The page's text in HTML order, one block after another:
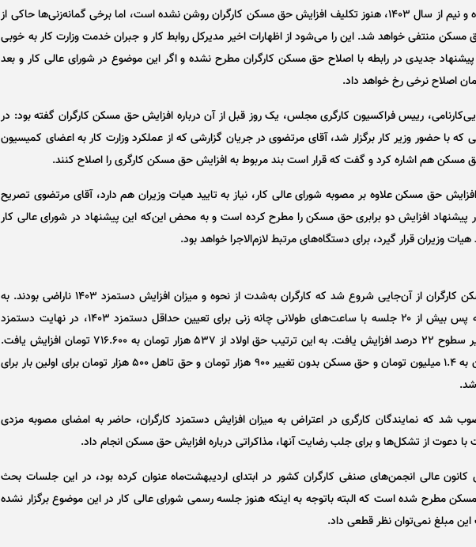
با وجود گذشت بیش از یک ماه و نیم از سال ۱۴۰۳، هنوز تکلیف افزایش حق مسکن کارگران روشن نشده است، اما برخی گمانه‌زنی‌ها حاکی از
منتفی خواهد شد. این را می‌شود از اظهارات اخیر مدیرکل روابط کار و جبران خدمت وزارت کار به خوبی
جدیدی در رابطه با اصلاح حق مسکن کارگران مطرح نشده و اگر این موضوع در شورای عالی کار و بعد
اصلاح نرخی رخ خواهد داد.
رییس فراکسیون کارگری مجلس، یک روز قبل از آن درباره افزایش حق مسکن کارگران گفته بود: در
با حضور وزیر کار برگزار شد، آقای مرتضوی در جریان گزارشی که از عملکرد وزارت کار به اعضای کمیسیون
مسکن هم اشاره کرد و گفت که قرار است بند مربوط به افزایش حق مسکن کارگری را اصلاح کنند.
حق مسکن علاوه بر مصوبه شورای عالی کار، نیاز به تایید هیات وزیران هم دارد، آقای مرتضوی تصریح
پیشنهاد افزایش دو برابری حق مسکن را مطرح کرده است و به محض این‌که این پیشنهاد در شورای عالی کار
وزیران قرار گیرد، برای دستگاه‌های مرتبط لازم‌الاجرا خواهد بود.
اما ماجرای اصلاح رقم حق مسکن کارگران از آن‌جایی شروع شد که کارگران به‌شدت از نحوه و میزان افزایش دستمزد ۱۴۰۳ ناراضی بودند. به
عبارتی، اسفندماه سال گذشته پس بیش از ۲۰ جلسه با ساعت‌های طولانی چانه زنی برای تعیین حداقل دستمزد ۱۴۰۳، در نهایت دستمزد
حداقل بگیران ۳۵ درصد و سایر سطوح ۲۲ درصد افزایش یافت. به این ترتیب حق اولاد از ۵۳۷ هزار تومان به ۷۱۶.۶۰۰ تومان افزایش یافت.
بن خواروبار از ۱.۱ میلیون تومان به ۱.۴ میلیون تومان و حق مسکن بدون تغییر ۹۰۰ هزار تومان و حق تاهل ۵۰۰ هزار تومان برای اولین بار برای
شد.
شد که نمایندگان کارگری در اعتراض به میزان افزایش دستمزد کارگران، حاضر به امضای مصوبه مزدی
با دعوت از تشکل‌ها و برای جلب رضایت آنها، مذاکراتی درباره افزایش حق مسکن انجام داد.
عالی انجمن‌های صنفی کارگران کشور در ابتدای اردیبهشت‌ماه عنوان کرده بود، در این جلسات بحث
حق مسکن مطرح شده است که البته باتوجه به اینکه هنوز جلسه رسمی شورای عالی کار در این موضوع برگزار نشده
این مبلغ نمی‌توان نظر قطعی داد.